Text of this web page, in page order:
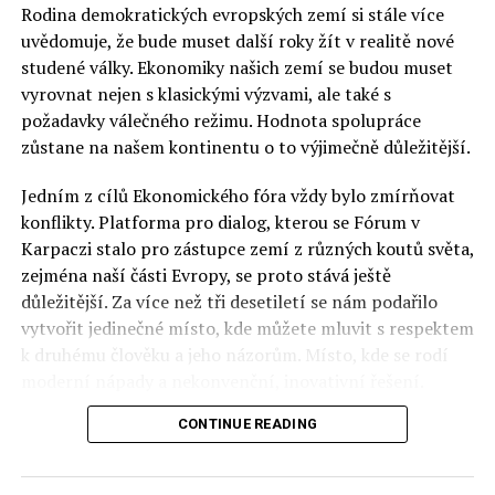
Rodina demokratických evropských zemí si stále více
uvědomuje, že bude muset další roky žít v realitě nové
studené války. Ekonomiky našich zemí se budou muset
vyrovnat nejen s klasickými výzvami, ale také s
požadavky válečného režimu. Hodnota spolupráce
zůstane na našem kontinentu o to výjimečně důležitější.
Jedním z cílů Ekonomického fóra vždy bylo zmírňovat
konflikty. Platforma pro dialog, kterou se Fórum v
Karpaczi stalo pro zástupce zemí z různých koutů světa,
zejména naší části Evropy, se proto stává ještě
důležitější. Za více než tři desetiletí se nám podařilo
vytvořit jedinečné místo, kde můžete mluvit s respektem
k druhému člověku a jeho názorům. Místo, kde se rodí
Polsko musí mít instituce, jejichž horizont činnosti je
politický tým. Pouze to vám dává šanci skutečně řešit
CONTINUE READING